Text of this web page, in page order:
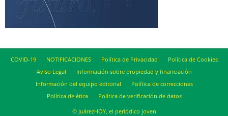
COVID-19 NOTIFICACIONES Política de Privacidad
Política de Cookies
Aviso Legal
Información sobre propiedad y financiación
Información del equipo editorial
Política de correcciones
Política de ética
Política de verificación de datos
© JuárezHOY, el periódico joven